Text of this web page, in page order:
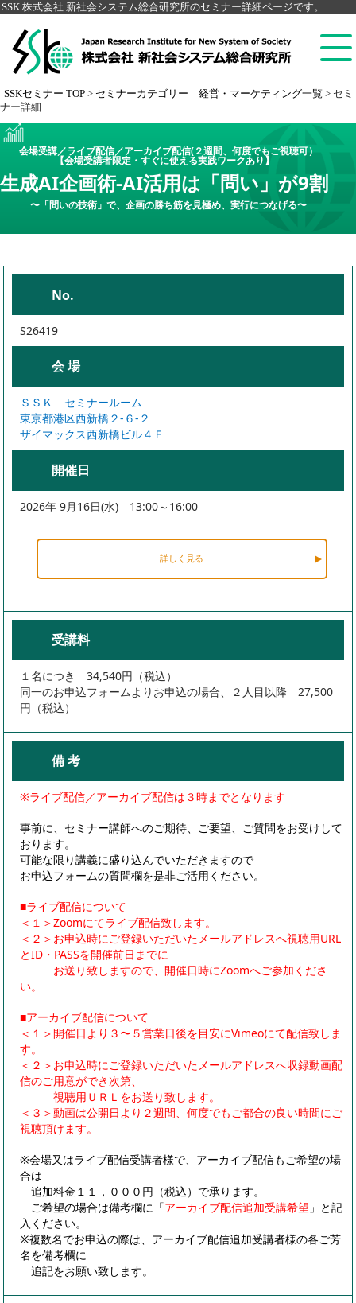
SSK 株式会社 新社会システム総合研究所のセミナー詳細ページです。
SSKセミナー TOP > セミナーカテゴリー 経営・マーケティング一覧 > セミ
ナー詳細
会場受講／ライブ配信／アーカイブ配信(２週間、何度でもご視聴可）
【会場受講者限定・すぐに使える実践ワークあり】
生成AI企画術-AI活用は「問い」が9割
〜「問いの技術」で、企画の勝ち筋を見極め、実行につなげる〜
No.
S26419
会 場
ＳＳＫ セミナールーム
東京都港区西新橋２-６-２
ザイマックス西新橋ビル４Ｆ
開催日
2026年 9月16日(水) 13:00～16:00
詳しく見る
受講料
１名につき 34,540円（税込）
同一のお申込フォームよりお申込の場合、２人目以降 27,500
円（税込）
備 考
※ライブ配信／アーカイブ配信は３時までとなります
事前に、セミナー講師へのご期待、ご要望、ご質問をお受けして
おります。
可能な限り講義に盛り込んでいただきますので
お申込フォームの質問欄を是非ご活用ください。
■ライブ配信について
＜１＞Zoomにてライブ配信致します。
＜２＞お申込時にご登録いただいたメールアドレスへ視聴用URL
とID・PASSを開催前日までに
お送り致しますので、開催日時にZoomへご参加くださ
い。
■アーカイブ配信について
＜１＞開催日より３〜５営業日後を目安にVimeoにて配信致しま
す。
＜２＞お申込時にご登録いただいたメールアドレスへ収録動画配
信のご用意ができ次第、
視聴用ＵＲＬをお送り致します。
＜３＞動画は公開日より２週間、何度でもご都合の良い時間にご
視聴頂けます。
※会場又はライブ配信受講者様で、アーカイブ配信もご希望の場
合は
追加料金１１，０００円（税込）で承ります。
ご希望の場合は備考欄に「アーカイブ配信追加受講希望 」と記
入ください。
※複数名でお申込の際は、アーカイブ配信追加受講者様の各ご芳
名を備考欄に
追記をお願い致します。